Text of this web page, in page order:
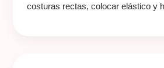
costuras rectas, colocar elástico y